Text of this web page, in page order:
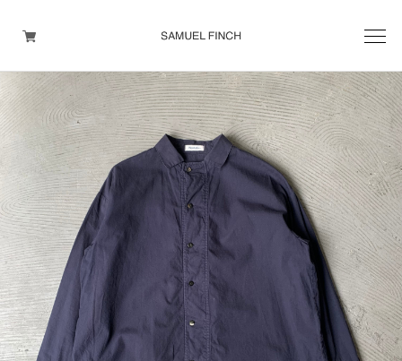
Men's
Maison Martin Margiela
Helmut Lang
Yohji Yamamoto
Other brands
TOPS